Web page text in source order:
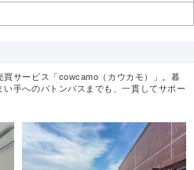
サービス「cowcamo（カウカモ）」。暮
手へのバトンパスまでも、一貫してサポー